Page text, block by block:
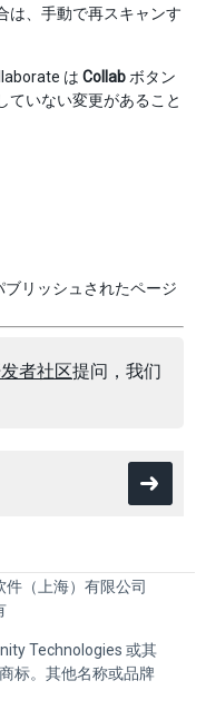
は、手動で再スキャンす
は Collab ボタン
ていない変更があること
ブリッシュされたページ
者社区提问，我们
件（上海）有限公司
Technologies 或其
标。其他名称或品牌